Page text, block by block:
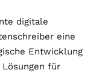
digitale
eine
Entwicklung
für